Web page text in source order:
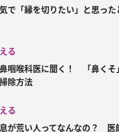
で「縁を切りたい」と思っ
る
咽喉科医に聞く！ 「鼻くそ
除方法
る
が荒い人ってなんなの？ 医